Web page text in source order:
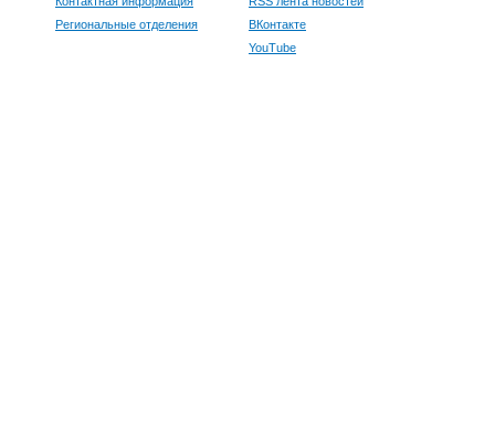
Региональные отделения
ВКонтакте
YouTube